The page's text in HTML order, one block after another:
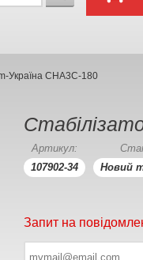
Україна СНА3С-180
Артикул:
107902-34
Новий
Запит на